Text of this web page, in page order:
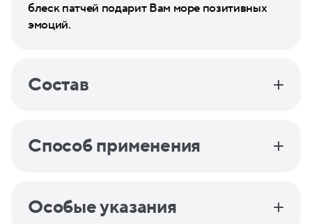
блеск патчей подарит Вам море позитивных
эмоций.
Состав
Способ применения
Особые указания